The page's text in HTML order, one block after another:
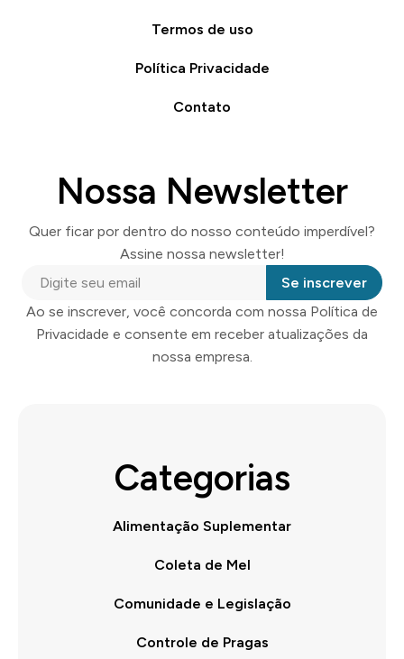
Termos de uso
Política Privacidade
Contato
Nossa Newsletter
Quer ficar por dentro do nosso conteúdo imperdível?
Assine nossa newsletter!
Se inscrever
Ao se inscrever, você concorda com nossa Política de
Privacidade e consente em receber atualizações da
nossa empresa.
Categorias
Alimentação Suplementar
Coleta de Mel
Comunidade e Legislação
Controle de Pragas